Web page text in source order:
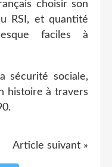
choisir son
RSI, et quantité
faciles à
sécurité sociale,
histoire à travers
Article suivant »